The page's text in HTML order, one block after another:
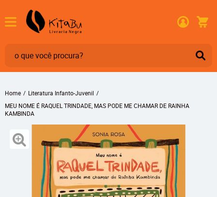
Home
Literatura Infanto-Juvenil
MEU NOME É RAQUEL TRINDADE, MAS PODE ME CHAMAR DE RAINHA
KAMBINDA